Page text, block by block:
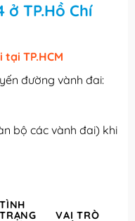
TP.Hồ Chí
TP.HCM
đường vành đai:
bộ các vành đai) khi
TÌNH
TRẠNG
VAI TRÒ